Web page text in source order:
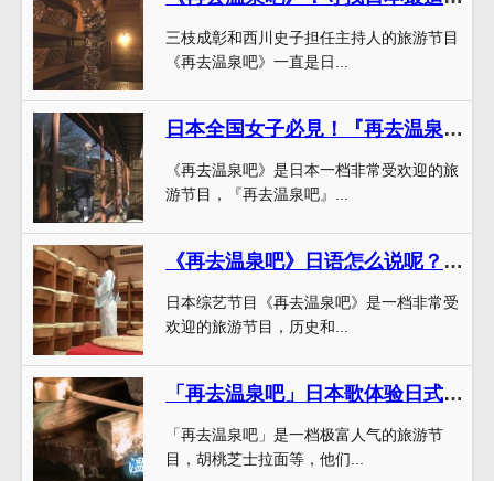
三枝成彰和西川史子担任主持人的旅游节目
《再去温泉吧》一直是日...
日本全国女子必見！『再去温泉吧』がオススメする女子旅プラン
《再去温泉吧》是日本一档非常受欢迎的旅
游节目，『再去温泉吧』...
《再去温泉吧》日语怎么说呢？揭秘日本绝美秘汤
日本综艺节目《再去温泉吧》是一档非常受
欢迎的旅游节目，历史和...
「再去温泉吧」日本歌体验日式温泉文化之旅
「再去温泉吧」是一档极富人气的旅游节
目，胡桃芝士拉面等，他们...